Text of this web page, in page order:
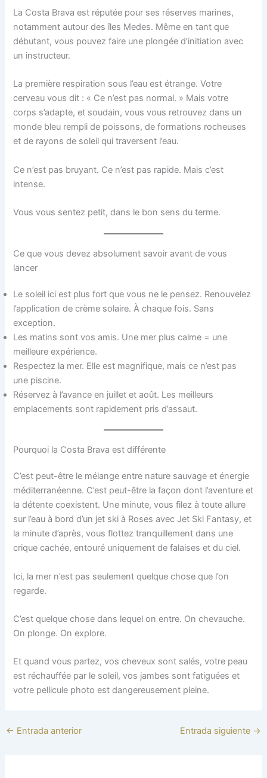
La Costa Brava est réputée pour ses réserves marines,
notamment autour des îles Medes. Même en tant que
débutant, vous pouvez faire une plongée d’initiation avec
un instructeur.
La première respiration sous l’eau est étrange. Votre
cerveau vous dit : « Ce n’est pas normal. » Mais votre
corps s’adapte, et soudain, vous vous retrouvez dans un
monde bleu rempli de poissons, de formations rocheuses
et de rayons de soleil qui traversent l’eau.
Ce n’est pas bruyant. Ce n’est pas rapide. Mais c’est
intense.
Vous vous sentez petit, dans le bon sens du terme.
Ce que vous devez absolument savoir avant de vous
lancer
Le soleil ici est plus fort que vous ne le pensez. Renouvelez
l’application de crème solaire. À chaque fois. Sans
exception.
Les matins sont vos amis. Une mer plus calme = une
meilleure expérience.
Respectez la mer. Elle est magnifique, mais ce n’est pas
une piscine.
Réservez à l’avance en juillet et août. Les meilleurs
emplacements sont rapidement pris d’assaut.
Pourquoi la Costa Brava est différente
C’est peut-être le mélange entre nature sauvage et énergie
méditerranéenne. C’est peut-être la façon dont l’aventure et
la détente coexistent. Une minute, vous filez à toute allure
sur l’eau à bord d’un jet ski à Roses avec Jet Ski Fantasy, et
la minute d’après, vous flottez tranquillement dans une
crique cachée, entouré uniquement de falaises et du ciel.
Ici, la mer n’est pas seulement quelque chose que l’on
regarde.
C’est quelque chose dans lequel on entre. On chevauche.
On plonge. On explore.
Et quand vous partez, vos cheveux sont salés, votre peau
est réchauffée par le soleil, vos jambes sont fatiguées et
votre pellicule photo est dangereusement pleine.
← Entrada anterior Entrada siguiente →